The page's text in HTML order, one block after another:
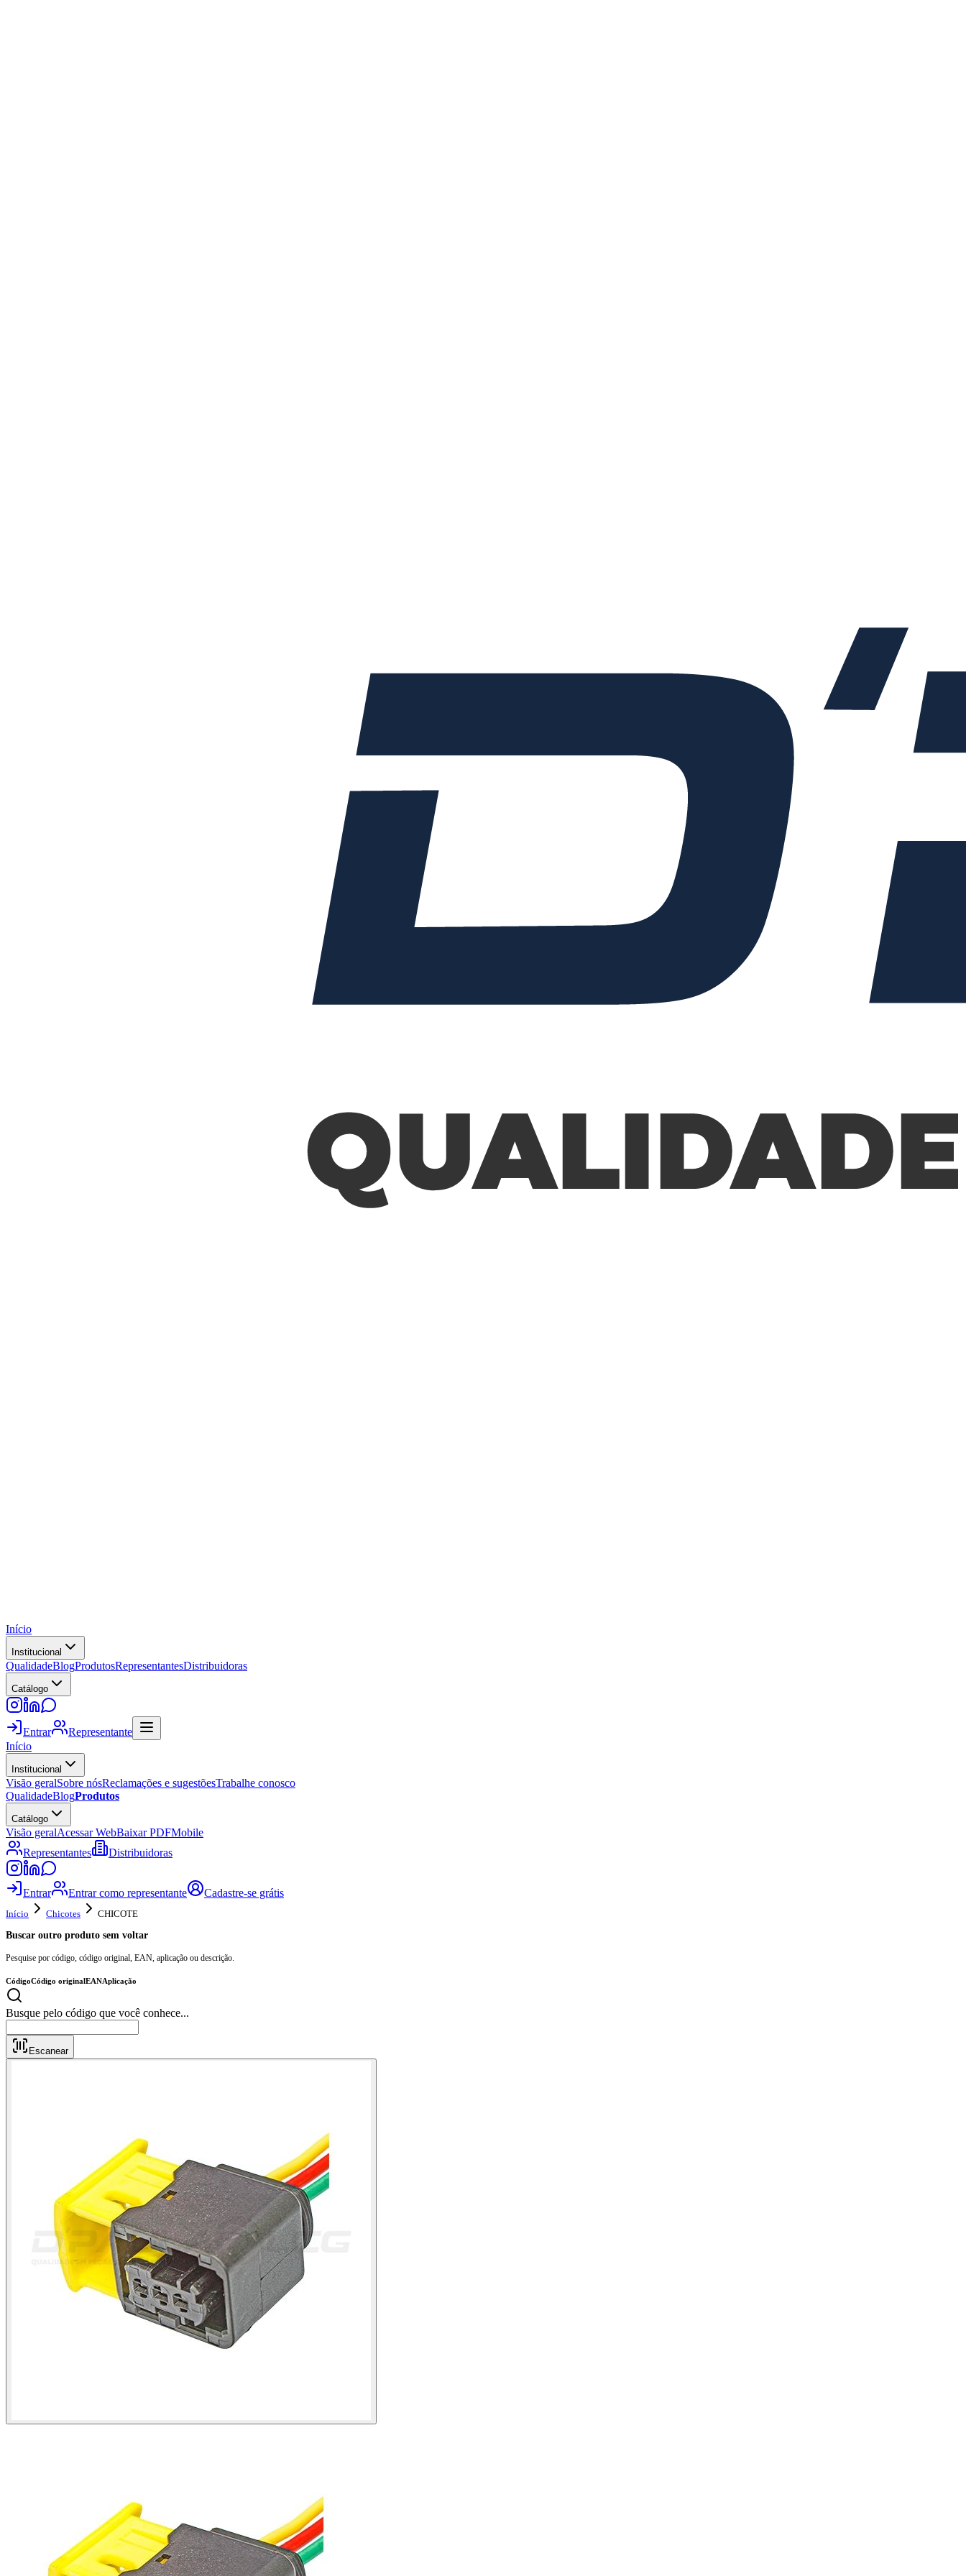
Início
Institucional
QualidadeBlogProdutosRepresentantesDistribuidoras
Catálogo
Entrar
Representante
Início
Institucional
Visão geralSobre nósReclamações e sugestõesTrabalhe conosco
QualidadeBlogProdutos
Catálogo
Visão geralAcessar WebBaixar PDFMobile
Representantes
Distribuidoras
Entrar Entrar como representante Cadastre-se grátis
Início Chicotes
CHICOTE
Buscar outro produto sem voltar
Pesquise por código, código original, EAN, aplicação ou descrição.
CódigoCódigo originalEANAplicação
Busque pelo código que voc
Escanear